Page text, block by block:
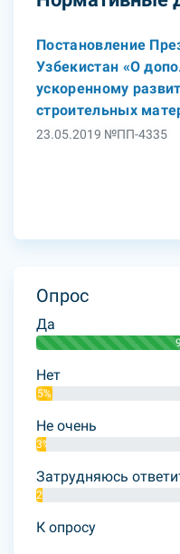
Постановление
Узбекистан «О
ускоренному
строительных
23.05.2019 №ПП-4335
Опрос
Да
Нет
5%
Не очень
3%
Затрудняюсь
2%
К опросу